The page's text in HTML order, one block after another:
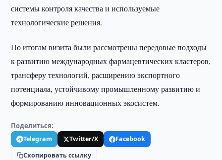
системы контроля качества и используемые
технологические решения.
По итогам визита были рассмотрены передовые подходы
к развитию международных фармацевтических кластеров,
трансферу технологий, расширению экспортного
потенциала, устойчивому промышленному развитию и
формированию инновационных экосистем.
Поделиться:
Telegram Twitter/X
Facebook
Скопировать ссылку